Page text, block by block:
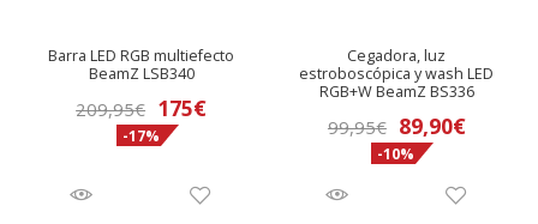
Barra LED RGB multiefecto
BeamZ LSB340
209,95€ El
precio
era:
175€El
es:
-17%
Cegadora, luz
estroboscópica y wash LED
RGB+W BeamZ BS336
99,95€ El
precio
original
89,90€El
actual
-10%